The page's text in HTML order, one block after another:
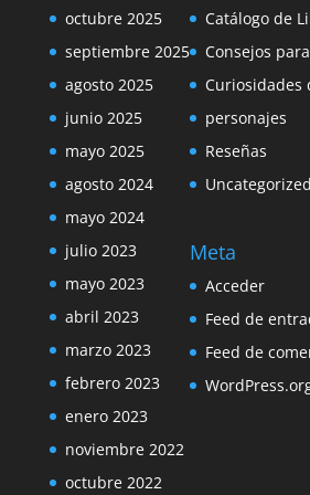
octubre 2025
septiembre 2025
agosto 2025
junio 2025
mayo 2025
agosto 2024
mayo 2024
julio 2023
mayo 2023
abril 2023
marzo 2023
febrero 2023
enero 2023
noviembre 2022
octubre 2022
Catálogo de
Consejos
Curiosidades
personajes
Reseñas
Uncategorized
Meta
Acceder
Feed de
Feed de